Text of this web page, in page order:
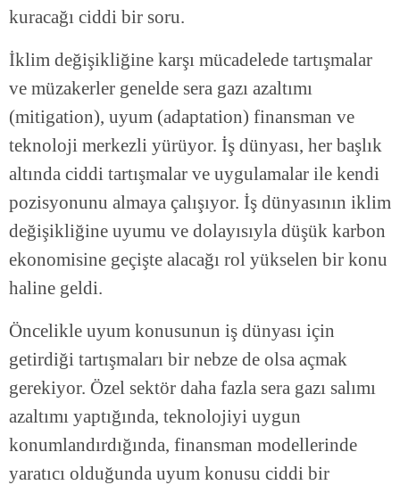
kuracağı ciddi bir soru.
İklim değişikliğine karşı mücadelede tartışmalar
ve müzakerler genelde sera gazı azaltımı
(mitigation), uyum (adaptation) finansman ve
teknoloji merkezli yürüyor. İş dünyası, her başlık
altında ciddi tartışmalar ve uygulamalar ile kendi
pozisyonunu almaya çalışıyor. İş dünyasının iklim
değişikliğine uyumu ve dolayısıyla düşük karbon
ekonomisine geçişte alacağı rol yükselen bir konu
haline geldi.
Öncelikle uyum konusunun iş dünyası için
getirdiği tartışmaları bir nebze de olsa açmak
gerekiyor. Özel sektör daha fazla sera gazı salımı
azaltımı yaptığında, teknolojiyi uygun
konumlandırdığında, finansman modellerinde
yaratıcı olduğunda uyum konusu ciddi bir